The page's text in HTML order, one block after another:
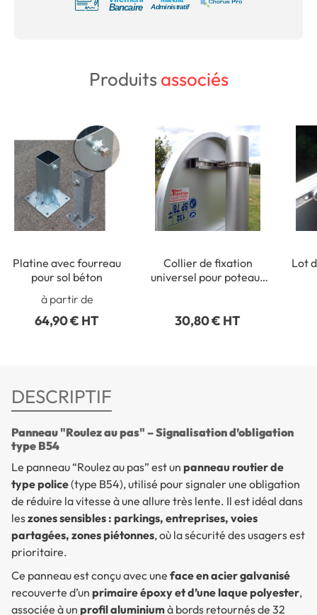
Produitsassociés
Platine avec fourreau
pour sol béton
à partir de
64,90 € HT
Collier de fixation
universel pour poteaux
30,80 € HT
Lot
DESCRIPTIF
Panneau "Roulez au pas" – Signalisation d’obligation
type B54
Le panneau“Roulez au pas” est un panneau routier de
type police(type B54), utilisé pour signaler une obligation
de réduire la vitesse à une allure très lente. Il est idéal dans
leszones sensibles : parkings, entreprises, voies
partagées, zones piétonnes, où la sécurité des usagers est
prioritaire.
Ce panneau est conçu avec une face en acier galvanisé
recouverte d’un primaire époxy et d’une laque polyester,
associée à un profil aluminiumà bords retournés de 32